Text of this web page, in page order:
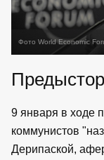
Фото World Economic
9 января в ходе
коммунистов
Дерипаской,